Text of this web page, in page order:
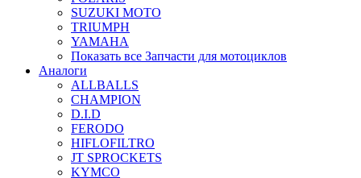
SUZUKI MOTO
TRIUMPH
YAMAHA
Показать все Запчасти для мотоциклов
Аналоги
ALLBALLS
CHAMPION
D.I.D
FERODO
HIFLOFILTRO
JT SPROCKETS
KYMCO